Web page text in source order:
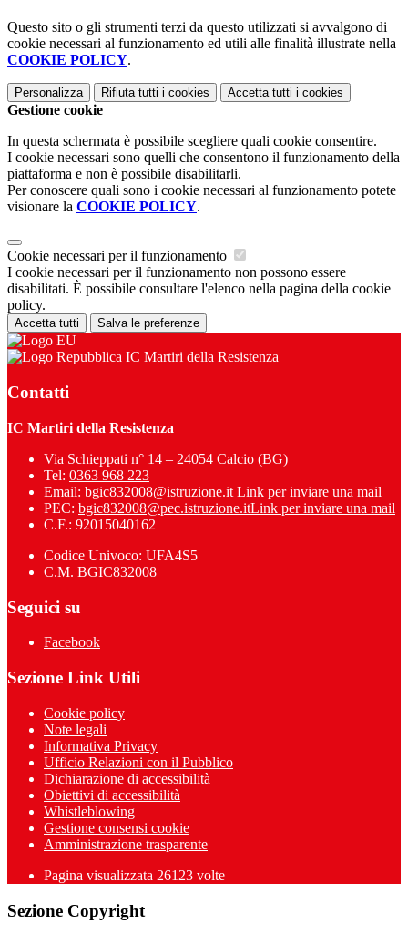
Questo sito o gli strumenti terzi da questo utilizzati si avvalgono di
cookie necessari al funzionamento ed utili alle finalità illustrate nella
COOKIE POLICY.
Personalizza Rifiuta tutti i cookies Accetta tutti i cookies
Gestione cookie
In questa schermata è possibile scegliere quali cookie consentire.
I cookie necessari sono quelli che consentono il funzionamento della
piattaforma e non è possibile disabilitarli.
Per conoscere quali sono i cookie necessari al funzionamento potete
visionare la COOKIE POLICY.
Cookie necessari per il funzionamento
I cookie necessari per il funzionamento non possono essere
disabilitati. È possibile consultare l'elenco nella pagina della cookie
policy.
Accetta tutti Salva le preferenze
IC Martiri della Resistenza
Contatti
IC Martiri della Resistenza
Via Schieppati n° 14 – 24054 Calcio (BG)
Tel: 0363 968 223
Email: bgic832008@istruzione.it Link per inviare una mail
PEC: bgic832008@pec.istruzione.itLink per inviare una mail
C.F.: 92015040162
Codice Univoco: UFA4S5
C.M. BGIC832008
Seguici su
Facebook
Sezione Link Utili
Cookie policy
Note legali
Informativa Privacy
Ufficio Relazioni con il Pubblico
Dichiarazione di accessibilità
Obiettivi di accessibilità
Whistleblowing
Gestione consensi cookie
Amministrazione trasparente
Pagina visualizzata 26123 volte
Sezione Copyright